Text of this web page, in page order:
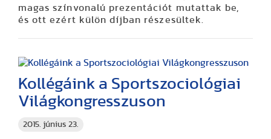
magas színvonalú prezentációt mutattak be,
és ott ezért külön díjban részesültek.
2015. június 23.
Kollégáink a Sportszociológiai
Világkongresszuson